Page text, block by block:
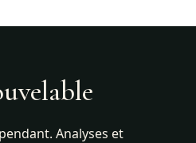
Analyses et